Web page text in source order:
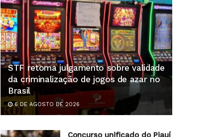
STF retoma julgamento sobre validade
da criminalização de jogos de azar no
Brasil
6 DE AGOSTO DE 2026
Concurso unificado do Piauí